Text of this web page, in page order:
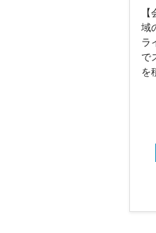
域
ラ
で
を